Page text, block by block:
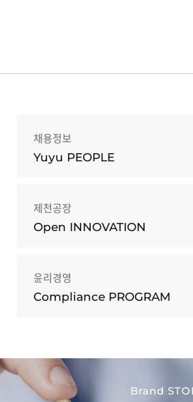
채용정보
Yuyu PEOPLE
제천공장
Open INNOVATION
윤리경영
Compliance PROGRAM
Brand